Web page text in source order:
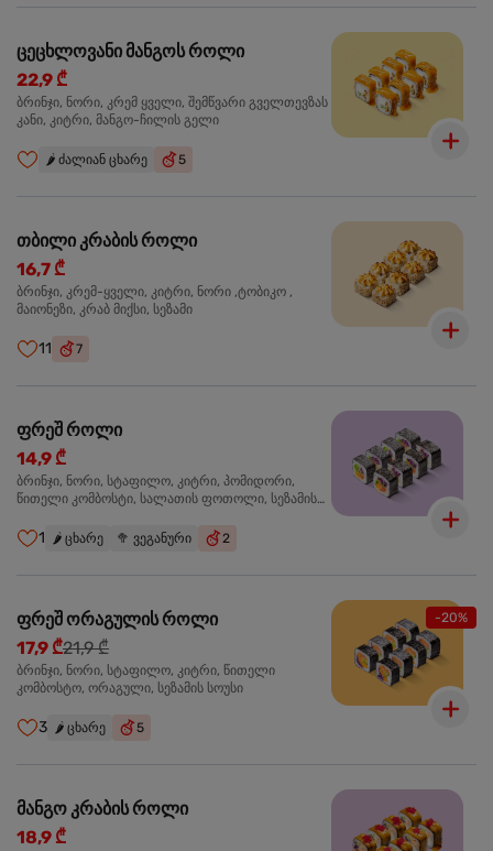
ცეცხლოვანი მანგოს როლი
22,9 ₾
ბრინჯი, ნორი, კრემ ყველი, შემწვარი გველთევზას
კანი, კიტრი, მანგო-ჩილის გელი
🌶️ ძალიან ცხარე 5
თბილი კრაბის როლი
16,7 ₾
ბრინჯი, კრემ-ყველი, კიტრი, ნორი ,ტობიკო ,
მაიონეზი, კრაბ მიქსი, სეზამი
11 7
ფრეშ როლი
14,9 ₾
ბრინჯი, ნორი, სტაფილო, კიტრი, პომიდორი,
წითელი კომბოსტი, სალათის ფოთოლი, სეზამის
1 🌶️ ცხარე 🥦 ვეგანური 2
-20%
ფრეშ ორაგულის როლი
17,9 ₾21,9 ₾
ბრინჯი, ნორი, სტაფილო, კიტრი, წითელი
კომბოსტო, ორაგული, სეზამის სოუსი
3 🌶️ ცხარე 5
მანგო კრაბის როლი
18,9 ₾